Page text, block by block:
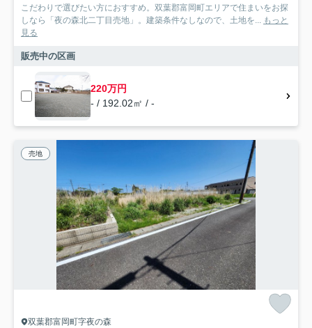
こだわりで選びたい方におすすめ。双葉郡富岡町エリアで住まいをお探
しなら「夜の森北二丁目売地」。建築条件なしなので、土地を... もっと
見る
販売中の区画
220万円
- / 192.02㎡ / -
売地
双葉郡富岡町字夜の森